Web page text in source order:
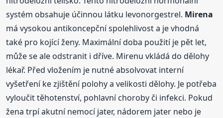
systém obsahuje účinnou látku levonorgestrel. Mirena
má vysokou antikoncepční spolehlivost a je vhodná
také pro kojící ženy. Maximální doba použití je pět let,
může se ale odstranit i dříve. Mirenu vkládá do dělohy
lékař. Před vložením je nutné absolvovat interní
vyšetření ke zjištění polohy a velikosti dělohy. Je potřeba
vyloučit těhotenství, pohlavní choroby či infekci. Pokud
žena trpí akutní nemocí jater, nádorem jater nebo je